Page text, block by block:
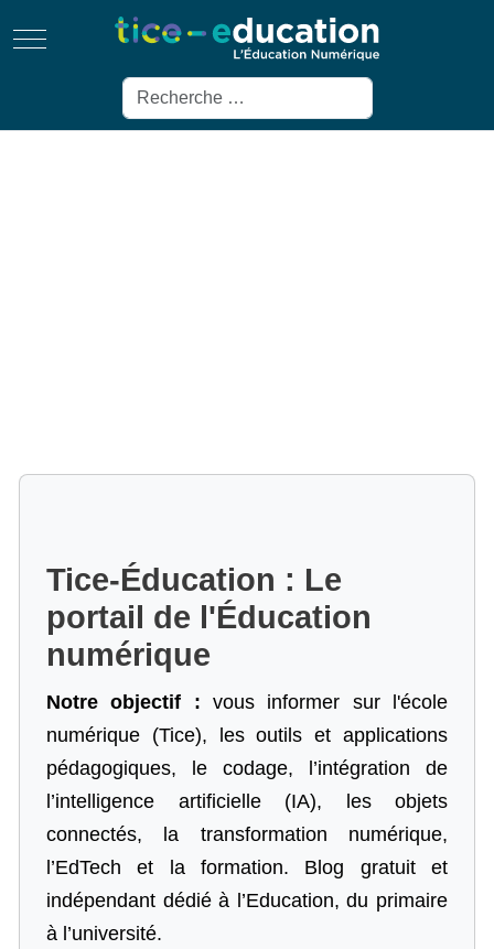
Mobile Menu Toggle
Rechercher
Tice-Éducation : Le
portail de l'Éducation
numérique
Notre objectif : vous informer sur l'école
numérique (Tice), les outils et applications
pédagogiques, le codage,
l’intégration de
l’intelligence artificielle (IA), les objets
connectés, la transformation numérique,
l’EdTech et la formation. Blog gratuit et
indépendant dédié à l’Education, du primaire
à l’université.